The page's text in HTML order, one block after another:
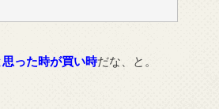
った時が買い時だな、と。